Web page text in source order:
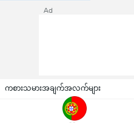
Ad
ကစားသမားအချက်အလက်များ